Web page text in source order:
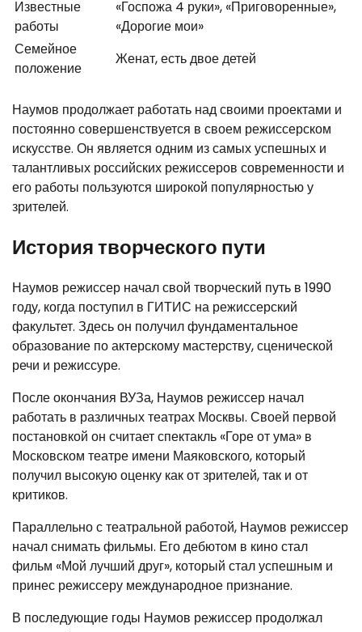
Известные
работы
«Госпожа 4 руки», «Приговоренные»,
«Дорогие мои»
Семейное
положение
Женат, есть двое детей
Наумов продолжает работать над своими проектами и
постоянно совершенствуется в своем режиссерском
искусстве. Он является одним из самых успешных и
талантливых российских режиссеров современности и
его работы пользуются широкой популярностью у
зрителей.
История творческого пути
Наумов режиссер начал свой творческий путь в 1990
году, когда поступил в ГИТИС на режиссерский
факультет. Здесь он получил фундаментальное
образование по актерскому мастерству, сценической
речи и режиссуре.
После окончания ВУЗа, Наумов режиссер начал
работать в различных театрах Москвы. Своей первой
постановкой он считает спектакль «Горе от ума» в
Московском театре имени Маяковского, который
получил высокую оценку как от зрителей, так и от
критиков.
Параллельно с театральной работой, Наумов режиссер
начал снимать фильмы. Его дебютом в кино стал
фильм «Мой лучший друг», который стал успешным и
принес режиссеру международное признание.
В последующие годы Наумов режиссер продолжал